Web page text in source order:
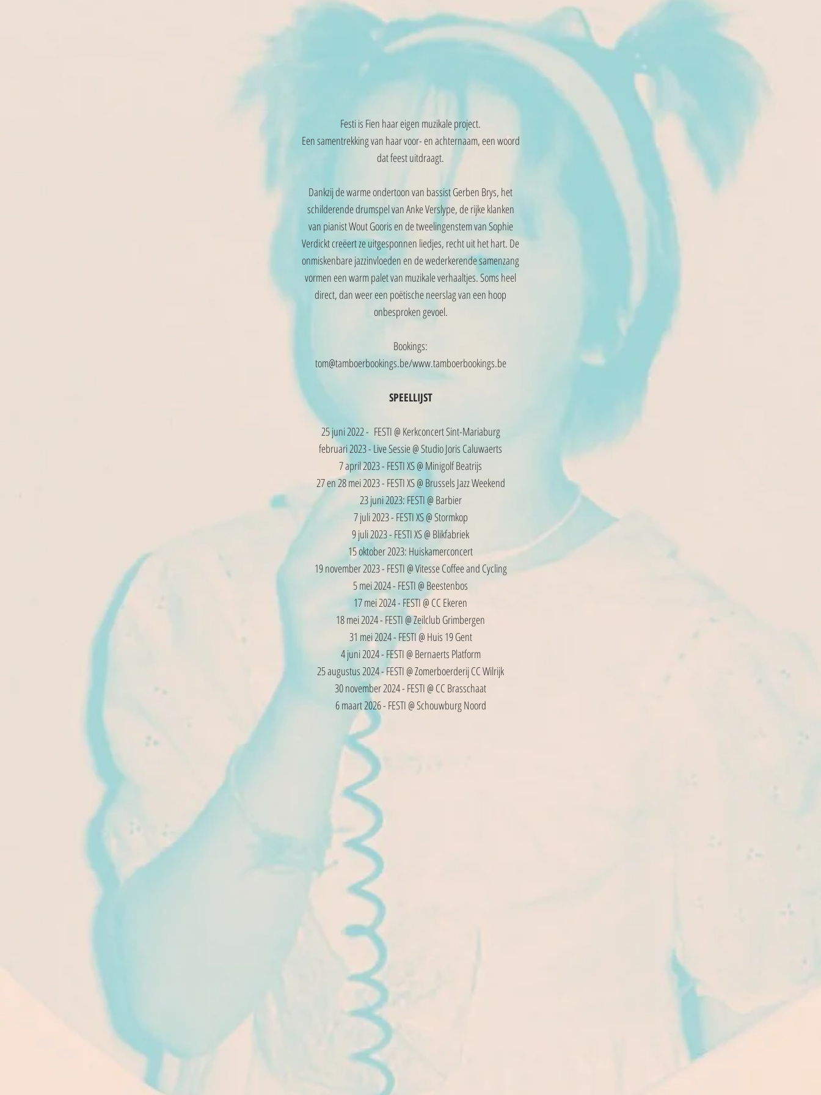
Festi is Fien haar eigen muzikale project.
Een samentrekking van haar voor- en achternaam, een woord
dat feest uitdraagt.
Dankzij de warme ondertoon van bassist Gerben Brys, het
schilderende drumspel van Anke Verslype, de rijke klanken
van pianist Wout Gooris en de tweelingenstem van Sophie
Verdickt creëert ze uitgesponnen liedjes, recht uit het hart. De
onmiskenbare jazzinvloeden en de wederkerende samenzang
vormen een warm palet van muzikale verhaaltjes. Soms heel
direct, dan weer een poëtische neerslag van een hoop
onbesproken gevoel.
Bookings:
tom@tamboerbookings.be/www.tamboerbookings.be
SPEELLIJST
25 juni 2022 - FESTI @ Kerkconcert Sint-Mariaburg
februari 2023 - Live Sessie @ Studio Joris Caluwaerts
7 april 2023 - FESTI XS @ Minigolf Beatrijs
27 en 28 mei 2023 - FESTI XS @ Brussels Jazz Weekend
23 juni 2023: FESTI @ Barbier
7 juli 2023 - FESTI XS @ Stormkop
9 juli 2023 - FESTI XS @ Blikfabriek
15 oktober 2023: Huiskamerconcert
19 november 2023 - FESTI @ Vitesse Coffee and Cycling
5 mei 2024 - FESTI @ Beestenbos
17 mei 2024 - FESTI @ CC Ekeren
18 mei 2024 - FESTI @ Zeilclub Grimbergen
31 mei 2024 - FESTI @ Huis 19 Gent
4 juni 2024 - FESTI @ Bernaerts Platform
25 augustus 2024 - FESTI @ Zomerboerderij CC Wilrijk
30 november 2024 - FESTI @ CC Brasschaat
6 maart 2026 - FESTI @ Schouwburg Noord